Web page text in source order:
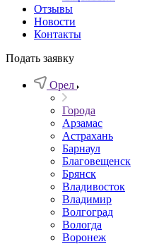
Отзывы
Новости
Контакты
Подать заявку
Орел
Города
Арзамас
Астрахань
Барнаул
Благовещенск
Брянск
Владивосток
Владимир
Волгоград
Вологда
Воронеж